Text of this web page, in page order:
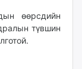
өөрсдийн
түвшин